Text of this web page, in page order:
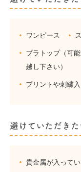
ワンピース
ブラトップ（可
越し下さい）
プリントや刺繍
避けていただきた
貴金属が入って